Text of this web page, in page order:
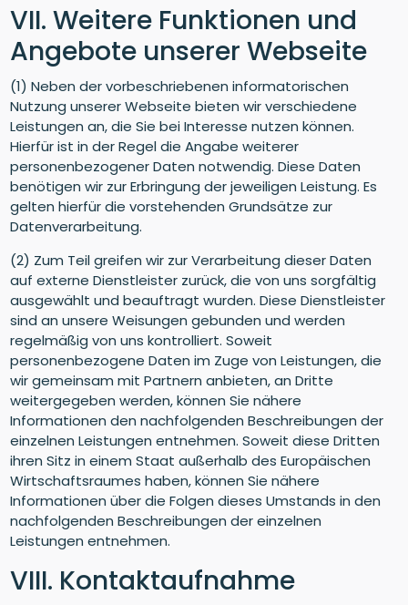
VII. Weitere Funktionen und
Angebote unserer Webseite
(1) Neben der vorbeschriebenen informatorischen
Nutzung unserer Webseite bieten wir verschiedene
Leistungen an, die Sie bei Interesse nutzen können.
Hierfür ist in der Regel die Angabe weiterer
personenbezogener Daten notwendig. Diese Daten
benötigen wir zur Erbringung der jeweiligen Leistung. Es
gelten hierfür die vorstehenden Grundsätze zur
Datenverarbeitung.
(2) Zum Teil greifen wir zur Verarbeitung dieser Daten
auf externe Dienstleister zurück, die von uns sorgfältig
ausgewählt und beauftragt wurden. Diese Dienstleister
sind an unsere Weisungen gebunden und werden
regelmäßig von uns kontrolliert. Soweit
personenbezogene Daten im Zuge von Leistungen, die
wir gemeinsam mit Partnern anbieten, an Dritte
weitergegeben werden, können Sie nähere
Informationen den nachfolgenden Beschreibungen der
einzelnen Leistungen entnehmen. Soweit diese Dritten
ihren Sitz in einem Staat außerhalb des Europäischen
Wirtschaftsraumes haben, können Sie nähere
Informationen über die Folgen dieses Umstands in den
nachfolgenden Beschreibungen der einzelnen
Leistungen entnehmen.
VIII. Kontaktaufnahme